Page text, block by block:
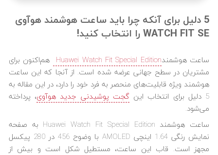
5 دلیل برای آنکه چرا باید ساعت هوشمند هوآوی
WATCH FIT SE را انتخاب کنید!
ساعت هوشمندHuawei Watch Fit Special Edition
هم‌اکنون برای
مشتریان در سطح جهانی عرضه شده است. از آنجا که این ساعت
هوشمند ویژه قابلیت‌های منحصر به فرد خود را دارد، در این مقاله به
5 دلیل برای انتخاب این
گجت پوشیدنی جدید هوآوی، پرداخته
می‌شود.
ساعت هوشمند Huawei Watch Fit Special Edition به صفحه
نمایش رنگی 1.64 اینچی AMOLED با وضوح 456 در 280 پیکسل
مجهز است. قاب این ساعت، مستطیل شکل است و بیش از